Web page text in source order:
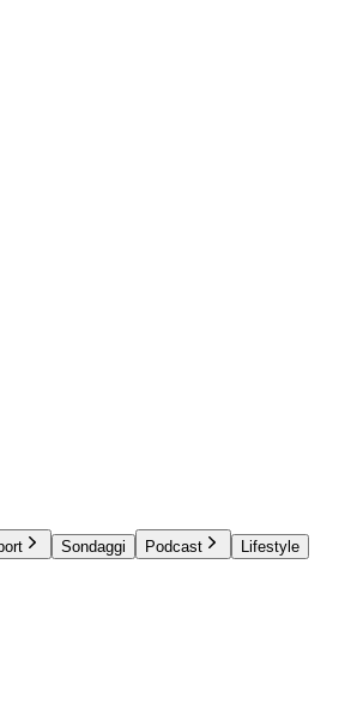
Sondaggi Podcast
Lifestyle